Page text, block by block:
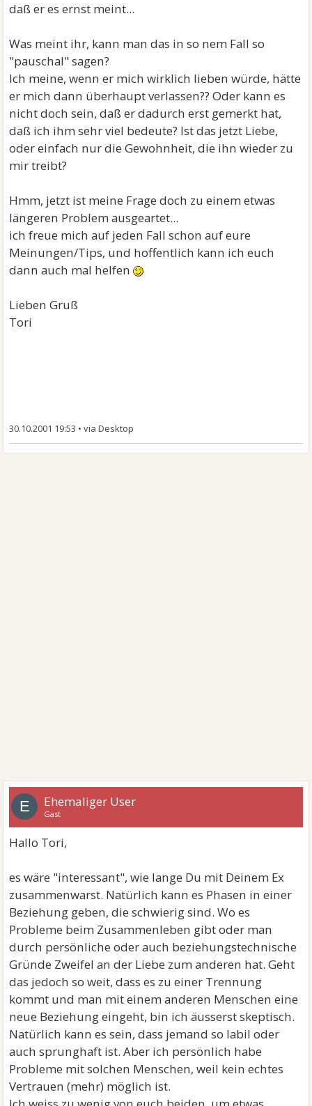
daß er es ernst meint...
Was meint ihr, kann man das in so nem Fall so
"pauschal" sagen?
Ich meine, wenn er mich wirklich lieben würde, hätte
er mich dann überhaupt verlassen?? Oder kann es
nicht doch sein, daß er dadurch erst gemerkt hat,
daß ich ihm sehr viel bedeute? Ist das jetzt Liebe,
oder einfach nur die Gewohnheit, die ihn wieder zu
mir treibt?
Hmm, jetzt ist meine Frage doch zu einem etwas
längeren Problem ausgeartet...
ich freue mich auf jeden Fall schon auf eure
Meinungen/Tips, und hoffentlich kann ich euch
dann auch mal helfen
Lieben Gruß
Tori
30.10.2001 19:53 •
E Ehemaliger User
Gast
Hallo Tori,
es wäre "interessant", wie lange Du mit Deinem Ex
zusammenwarst. Natürlich kann es Phasen in einer
Beziehung geben, die schwierig sind. Wo es
Probleme beim Zusammenleben gibt oder man
durch persönliche oder auch beziehungstechnische
Gründe Zweifel an der Liebe zum anderen hat. Geht
das jedoch so weit, dass es zu einer Trennung
kommt und man mit einem anderen Menschen eine
neue Beziehung eingeht, bin ich äusserst skeptisch.
Natürlich kann es sein, dass jemand so labil oder
auch sprunghaft ist. Aber ich persönlich habe
Probleme mit solchen Menschen, weil kein echtes
Vertrauen (mehr) möglich ist.